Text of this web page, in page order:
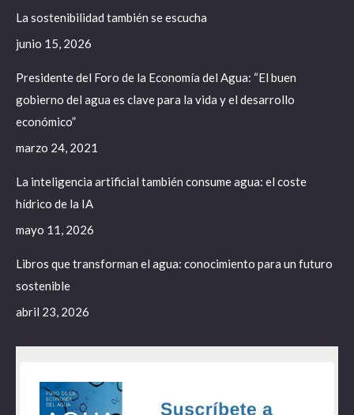
windowwindowwindow
La sostenibilidad también se escucha
junio 15, 2026
Presidente del Foro de la Economía del Agua: “El buen
gobierno del agua es clave para la vida y el desarrollo
económico”
marzo 24, 2021
La inteligencia artificial también consume agua: el coste
hídrico de la IA
mayo 11, 2026
Libros que transforman el agua: conocimiento para un futuro
sostenible
abril 23, 2026